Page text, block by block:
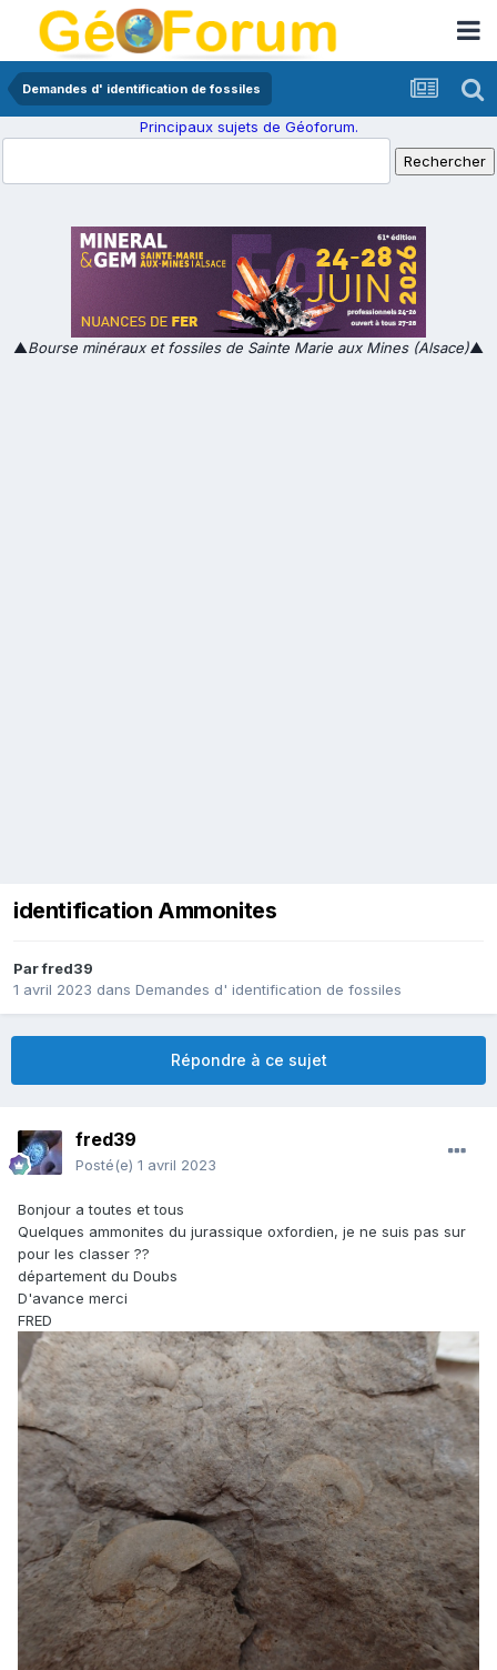
Demandes d' identification de fossiles
Principaux sujets de Géoforum.
▲Bourse minéraux et fossiles de Sainte Marie aux Mines (Alsace)▲
identification Ammonites
Parfred39
1 avril 2023 dans Demandes d' identification de fossiles
Répondre à ce sujet
fred39
Posté(e) 1 avril 2023
Bonjour a toutes et tous
Quelques ammonites du jurassique oxfordien, je ne suis pas sur
pour les classer ??
département du Doubs
D'avance merci
FRED